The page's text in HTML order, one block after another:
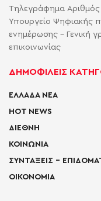
Τηλεγράφημα
Υπουργείο Ψηφιακής
ενημέρωσης - Γενική
επικοινωνίας
ΔΗΜΟΦΙΛΕΙΣ
ΕΛΛΑΔΑ ΝΕΑ
HOT NEWS
ΔΙΕΘΝΗ
ΚΟΙΝΩΝΙΑ
ΣΥΝΤΑΞΕΙΣ –
ΟΙΚΟΝΟΜΙΑ